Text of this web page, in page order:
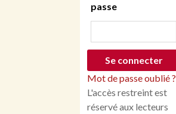
passe
Mot de passe oublié ?
L'accès restreint est
réservé aux lecteurs